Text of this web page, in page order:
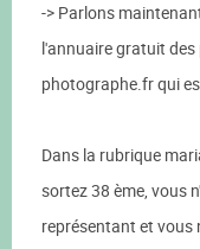
-> Parlons
l'annuaire gratuit
photographe.fr qui
Dans la rubrique
sortez 38 ème, vous
représentant et vous